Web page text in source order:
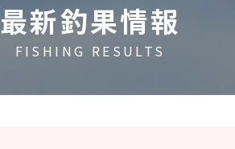
最新釣果情報
FISHING RESULTS